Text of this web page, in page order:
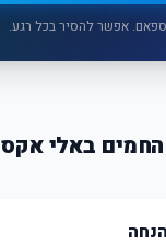
אפשר להסיר בכל רגע.
החמים באלי